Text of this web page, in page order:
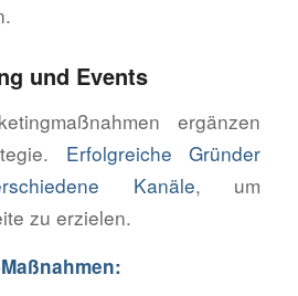
und Events
ergänzen
Erfolgreiche Gründer
Kanäle, um
zu erzielen.